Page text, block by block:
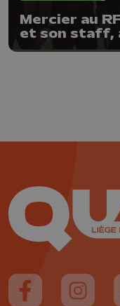
Mercier au
et son staff,
prolongés
Suivez-nous sur
Suivez-